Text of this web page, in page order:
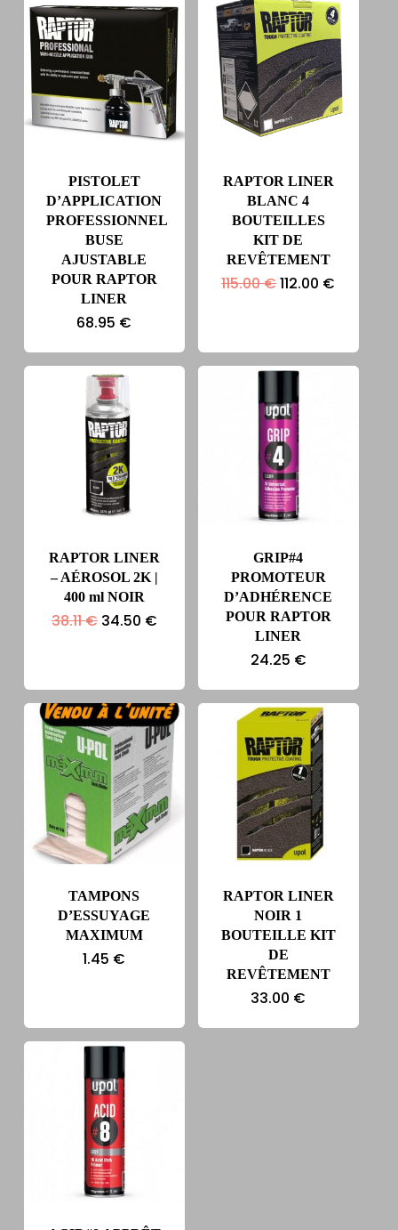
PISTOLET
D’APPLICATION
PROFESSIONNEL
BUSE
AJUSTABLE
POUR RAPTOR
LINER
68.95 €
RAPTOR LINER
BLANC 4
BOUTEILLES
KIT DE
REVÊTEMENT
115.00€Le
112.00 €
RAPTOR LINER
– AÉROSOL 2K |
400 ml NOIR
38.11€ Le
34.50 €Le
GRIP#4
PROMOTEUR
D’ADHÉRENCE
POUR RAPTOR
LINER
24.25 €
TAMPONS
D’ESSUYAGE
MAXIMUM
1.45 €
RAPTOR LINER
NOIR 1
BOUTEILLE KIT
DE
REVÊTEMENT
33.00 €